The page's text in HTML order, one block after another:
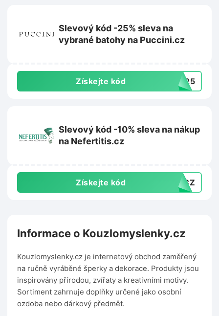
Slevový kód -25% sleva na
vybrané batohy na Puccini.cz
Získejte kód CK25
Slevový kód -10% sleva na nákup
na Nefertitis.cz
Získejte kód 10CZ
Informace o Kouzlomyslenky.cz
Kouzlomyslenky.cz je internetový obchod zaměřený
na ručně vyráběné šperky a dekorace. Produkty jsou
inspirovány přírodou, zvířaty a kreativními motivy.
Sortiment zahrnuje doplňky určené jako osobní
ozdoba nebo dárkový předmět.